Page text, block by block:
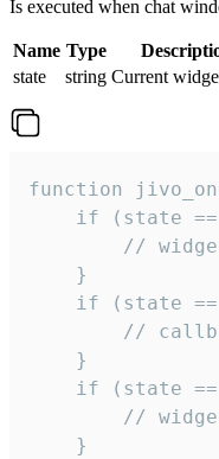
Is executed when chat
Name Type
state
string Current
function
if (state
//
    }
if (state
//
    }
if (state
//
    }